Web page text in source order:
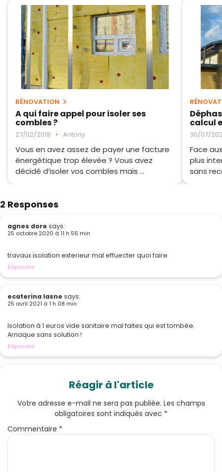
RÉNOVATION
A qui faire appel pour isoler ses
combles ?
27/02/2019 • Antony
Vous en avez assez de payer une facture
énergétique trop élevée ? Vous avez
décidé d’isoler vos combles mais ...
calcul
30/07/
Face
plus
sans
2 Responses
agnes dore says:
25 octobre 2020 à 11 h 56 min
travaux isolation exterieur mal effuecter quoi faire
Répondre
ecaterina lasne says:
25 avril 2021 à 1 h 08 min
Isolation à 1 euros vide sanitaire mal faites qui est tombée.
Arnaque sans solution !
Répondre
Réagir à l'article
Votre adresse e-mail ne sera pas publiée. Les champs
obligatoires sont indiqués avec *
Commentaire *